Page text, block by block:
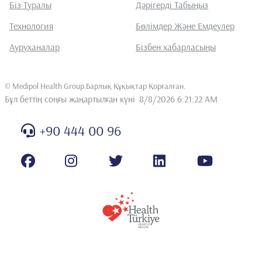
Біз Туралы
Дәрігерді Табыңыз
Технология
Бөлімдер Және Емдеулер
Ауруханалар
Бізбен хабарласыңы
© Medipol Health Group.Барлық Құқықтар Қорғалған
Бұл беттің соңғы жаңартылған күні 8/8/2026 6:21:22 AM
+90 444 00 96